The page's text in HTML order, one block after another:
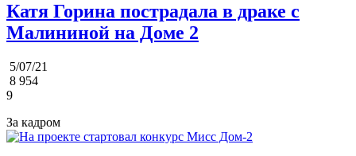
Катя Горина пострадала в драке с
Малининой на Доме 2
5/07/21
8 954
9
За кадром